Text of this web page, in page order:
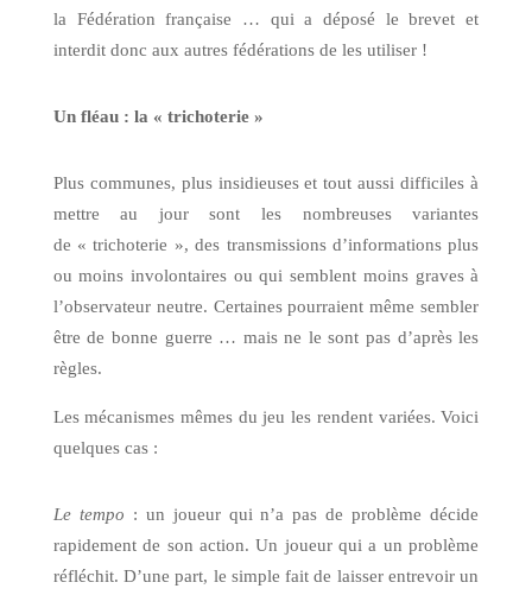
la Fédération française … qui a déposé le brevet et
interdit donc aux autres fédérations de les utiliser !
Un fléau : la « trichoterie »
Plus communes, plus insidieuses et tout aussi difficiles à
mettre au jour sont les nombreuses variantes
de « trichoterie », des transmissions d’informations plus
ou moins involontaires ou qui semblent moins graves à
l’observateur neutre. Certaines pourraient même sembler
être de bonne guerre … mais ne le sont pas d’après les
règles.
Les mécanismes mêmes du jeu les rendent variées. Voici
quelques cas :
Le tempo : un joueur qui n’a pas de problème décide
rapidement de son action. Un joueur qui a un problème
réfléchit. D’une part, le simple fait de laisser entrevoir un